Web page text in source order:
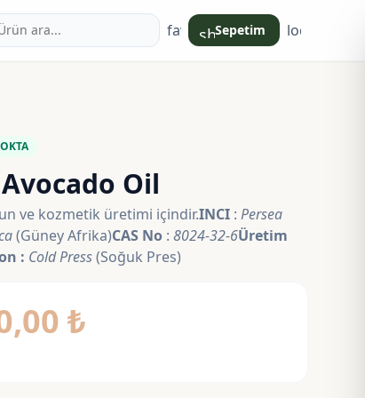
favoriteshopping_bag
Sepetim login
Oil
ve kozmetik üretimi içindir.INCI : Persea
(Güney Afrika)CAS No : 8024-32-6Üretim
: Cold Press(Soğuk Pres)
₺